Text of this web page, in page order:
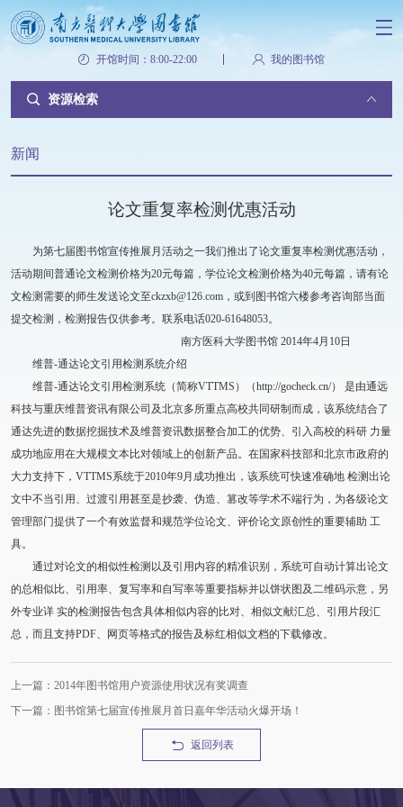
开馆时间：8:00-22:00 我的图书馆
资源检索
新闻
论文重复率检测优惠活动
为第七届图书馆宣传推展月活动之一我们推出了论文重复率检测优惠活动，
活动期间普通论文检测价格为20元每篇，学位论文检测价格为40元每篇，请有论
文检测需要的师生发送论文至ckzxb@126.com，或到图书馆六楼参考咨询部当面
提交检测，检测报告仅供参考。联系电话020-61648053。
南方医科大学图书馆 2014年4月10日
维普-通达论文引用检测系统介绍
维普-通达论文引用检测系统（简称VTTMS）（http://gocheck.cn/） 是由通远
科技与重庆维普资讯有限公司及北京多所重点高校共同研制而成，该系统结合了
通达先进的数据挖掘技术及维普资讯数据整合加工的优势、引入高校的科研 力量
成功地应用在大规模文本比对领域上的创新产品。在国家科技部和北京市政府的
大力支持下，VTTMS系统于2010年9月成功推出，该系统可快速准确地 检测出论
文中不当引用、过渡引用甚至是抄袭、伪造、篡改等学术不端行为，为各级论文
管理部门提供了一个有效监督和规范学位论文、评价论文原创性的重要辅助 工
具。
通过对论文的相似性检测以及引用内容的精准识别，系统可自动计算出论文
的总相似比、引用率、复写率和自写率等重要指标并以饼状图及二维码示意，另
外专业详 实的检测报告包含具体相似内容的比对、相似文献汇总、引用片段汇
总，而且支持PDF、网页等格式的报告及标红相似文档的下载修改。
上一篇：2014年图书馆用户资源使用状况有奖调查
下一篇：图书馆第七届宣传推展月首日嘉年华活动火爆开场！
返回列表